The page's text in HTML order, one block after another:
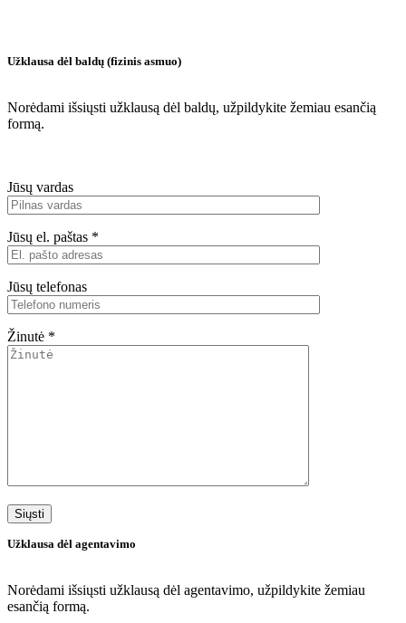
Užklausa dėl baldų (fizinis asmuo)
Norėdami išsiųsti užklausą dėl baldų, užpildykite žemiau esančią
formą.
Jūsų vardas
Jūsų el. paštas *
Jūsų telefonas
Žinutė *
Užklausa dėl agentavimo
Norėdami išsiųsti užklausą dėl agentavimo, užpildykite žemiau
esančią formą.